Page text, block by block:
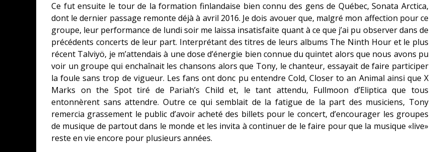
Ce fut ensuite le tour de la formation finlandaise bien connu des gens de Québec, Sonata Arctica,
dont le dernier passage remonte déjà à avril 2016. Je dois avouer que, malgré mon affection pour ce
groupe, leur performance de lundi soir me laissa insatisfaite quant à ce que j’ai pu observer dans de
précédents concerts de leur part. Interprétant des titres de leurs albums The Ninth Hour et le plus
récent Talviyö, je m’attendais à une dose d’énergie bien connue du quintet alors que nous avons pu
voir un groupe qui enchaînait les chansons alors que Tony, le chanteur, essayait de faire participer
la foule sans trop de vigueur. Les fans ont donc pu entendre Cold, Closer to an Animal ainsi que X
Marks on the Spot tiré de Pariah’s Child et, le tant attendu, Fullmoon d’Eliptica que tous
entonnèrent sans attendre. Outre ce qui semblait de la fatigue de la part des musiciens, Tony
remercia grassement le public d’avoir acheté des billets pour le concert, d’encourager les groupes
de musique de partout dans le monde et les invita à continuer de le faire pour que la musique «live»
reste en vie encore pour plusieurs années.